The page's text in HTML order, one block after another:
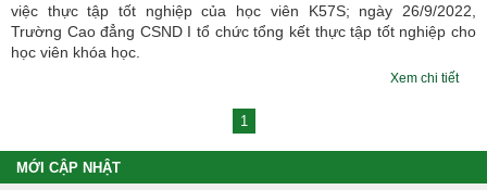
việc thực tập tốt nghiệp của học viên K57S; ngày 26/9/2022,
Trường Cao đẳng CSND I tổ chức tổng kết thực tập tốt nghiệp cho
học viên khóa học.
Xem chi tiết
1
MỚI CẬP NHẬT